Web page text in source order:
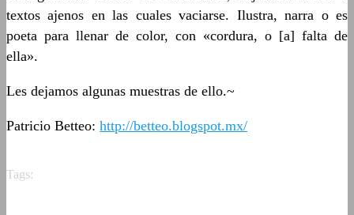
textos ajenos en las cuales vaciarse. Ilustra, narra o es
poeta para llenar de color, con «cordura, o [a] falta de
ella».
Les dejamos algunas muestras de ello.~
Patricio Betteo: http://betteo.blogspot.mx/
Tags: